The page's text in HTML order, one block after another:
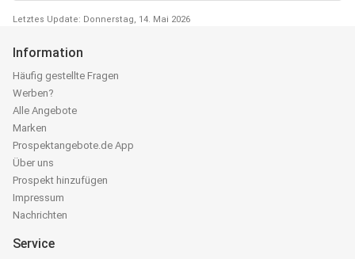
Letztes Update: Donnerstag, 14. Mai 2026
Information
Häufig gestellte Fragen
Werben?
Alle Angebote
Marken
Prospektangebote.de App
Über uns
Prospekt hinzufügen
Impressum
Nachrichten
Service